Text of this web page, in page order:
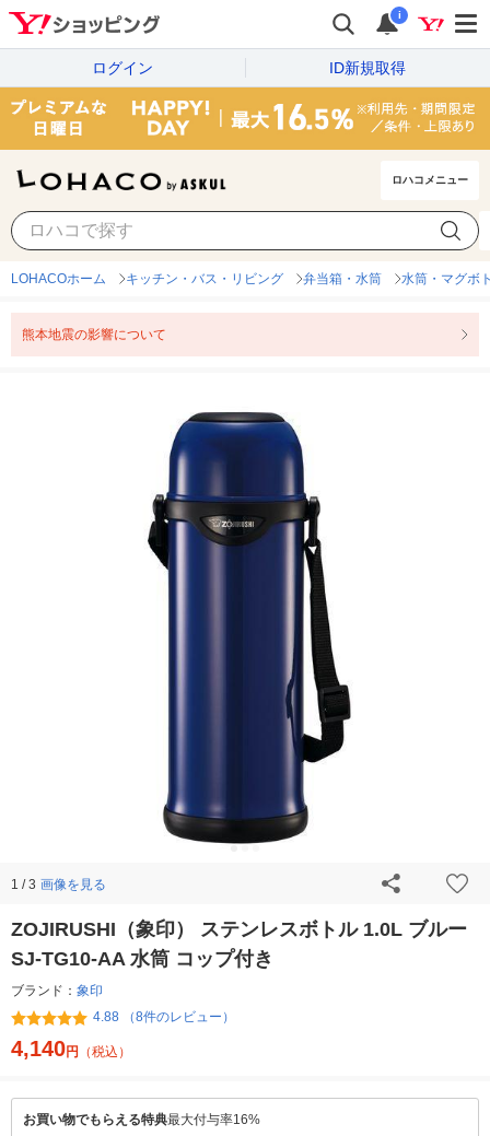
i
ログイン ID新規取得
ロハコメニュー
LOHACOホーム キッチン・バス・リビング 弁当箱・水筒 水筒・マグボ
熊本地震の影響について
1 / 3 画像を見る
ZOJIRUSHI（象印） ステンレスボトル 1.0L ブルー
SJ-TG10-AA 水筒 コップ付き
ブランド： 象印
4.88 （8件のレビュー）
4,140円 （税込）
お買い物でもらえる特典最大付与率16%